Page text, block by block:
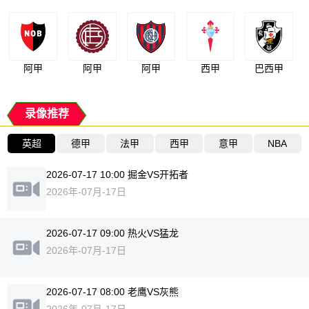
阿甲 阿甲 阿甲 西甲 巴西甲
录像推荐
英超 德甲 法甲 西甲 意甲 NBA
2026-07-17 10:00 掘金VS开拓者
2026年-07月-17日
2026-07-17 09:00 热火VS猛龙
2026年-07月-17日
2026-07-17 08:00 老鹰VS灰熊